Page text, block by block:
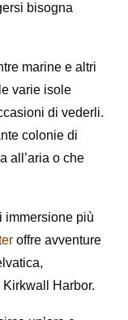
bisogna
marine e altri
varie isole
di vederli.
colonie di
all’aria o che
immersione più
offre avventure
Harbor.